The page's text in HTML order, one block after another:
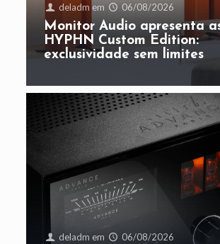
deladm em 06/08/2026
Monitor Audio apresenta
HYPHN Custom Edition:
exclusividade sem limites
deladm em 06/08/2026